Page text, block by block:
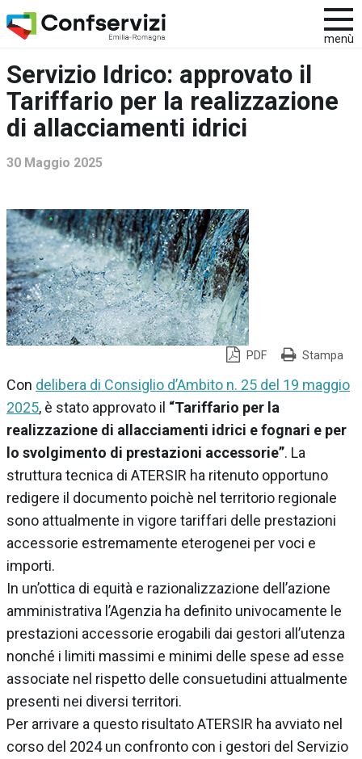
menù
Servizio Idrico: approvato il
Tariffario per la realizzazione
di allacciamenti idrici
30 Maggio 2025
PDF Stampa
Con delibera di Consiglio d’Ambito n. 25 del 19 maggio
2025, è stato approvato il “Tariffario per la
realizzazione di allacciamenti idrici e fognari e per
lo svolgimento di prestazioni accessorie”. La
struttura tecnica di ATERSIR ha ritenuto opportuno
redigere il documento poichè nel territorio regionale
sono attualmente in vigore tariffari delle prestazioni
accessorie estremamente eterogenei per voci e
importi.
In un’ottica di equità e razionalizzazione dell’azione
amministrativa l’Agenzia ha definito univocamente le
prestazioni accessorie erogabili dai gestori all’utenza
nonché i limiti massimi e minimi delle spese ad esse
associate nel rispetto delle consuetudini attualmente
presenti nei diversi territori.
Per arrivare a questo risultato ATERSIR ha avviato nel
corso del 2024 un confronto con i gestori del Servizio